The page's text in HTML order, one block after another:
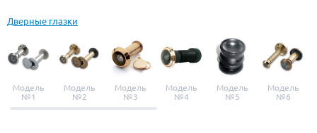
Дверные глазки
Модель
№1
Модель
№2
Модель
№3
Модель
№4
Модель
№5
Модель
№6